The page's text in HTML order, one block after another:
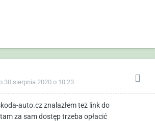
30 sierpnia 2020 o 10:23
auto.cz znalazłem też link do
za sam dostęp trzeba opłacić